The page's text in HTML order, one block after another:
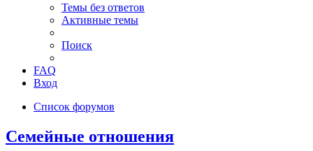
Темы без ответов
Активные темы
Поиск
FAQ
Вход
Список форумов
Семейные отношения